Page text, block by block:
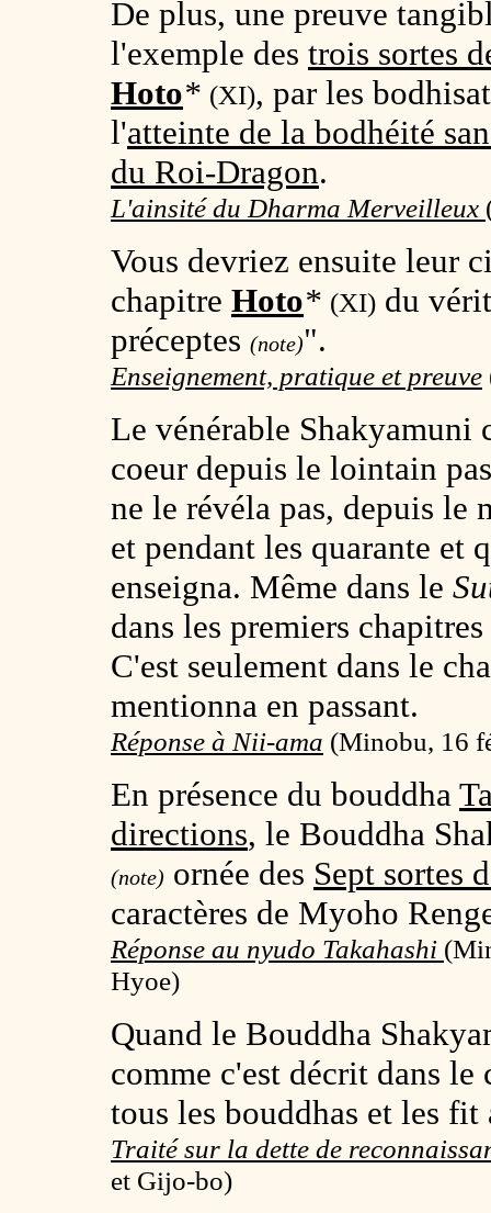
De plus, une preuve
l'exemple des trois sortes
Hoto* (XI), par les
l'atteinte de la bodhéité
du Roi-Dragon.
L'ainsité du Dharma Merveilleux
Vous devriez ensuite leur
chapitre Hoto* (XI) du
préceptes (note)".
Enseignement, pratique et preuve
Le vénérable Shakyamuni
coeur depuis le lointain
ne le révéla pas, depuis le
et pendant les quarante et
enseigna. Même dans le
dans les premiers
C'est seulement dans le
mentionna en passant.
Réponse à Nii-ama (Minobu, 16
En présence du bouddha
directions, le Bouddha
(note) ornée des Sept sortes
caractères de Myoho
Réponse au nyudo Takahashi (
Hyoe)
Quand le Bouddha
comme c'est décrit dans
tous les bouddhas et les fit
Traité sur la dette de
et Gijo-bo)